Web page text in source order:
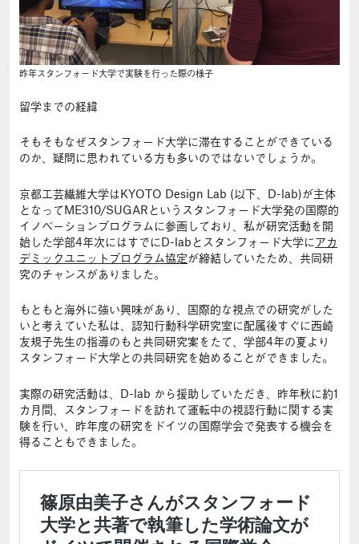
昨年スタンフォード大学で実験を行った際の様子
留学までの経緯
そもそもなぜスタンフォード大学に滞在することができている
のか、疑問に思われている方も多いのではないでしょうか。
京都工芸繊維大学はKYOTO Design Lab (以下、D-lab)が主体
となってME310/SUGARというスタンフォード大学発の国際的
イノベーションプログラムに参画しており、私が研究活動を開
始した学部4年次にはすでにD-labとスタンフォード大学にアカ
デミックユニットプログラム協定が締結していたため、共同研
究のチャンスがありました。
もともと海外に強い興味があり、国際的な視点での研究がした
いと考えていた私は、認知行動科学研究室に配属後すぐに西崎
友規子先生の指導のもと共同研究案をたて、学部4年の夏より
スタンフォード大学との共同研究を始めることができました。
実際の研究活動は、D-lab から援助していただき、昨年秋に約1
カ月間、スタンフォードを訪れて運転中の視認行動に関する実
験を行い、昨年度の研究をドイツの国際学会で発表する機会を
得ることもできました。